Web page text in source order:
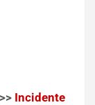
Incidente